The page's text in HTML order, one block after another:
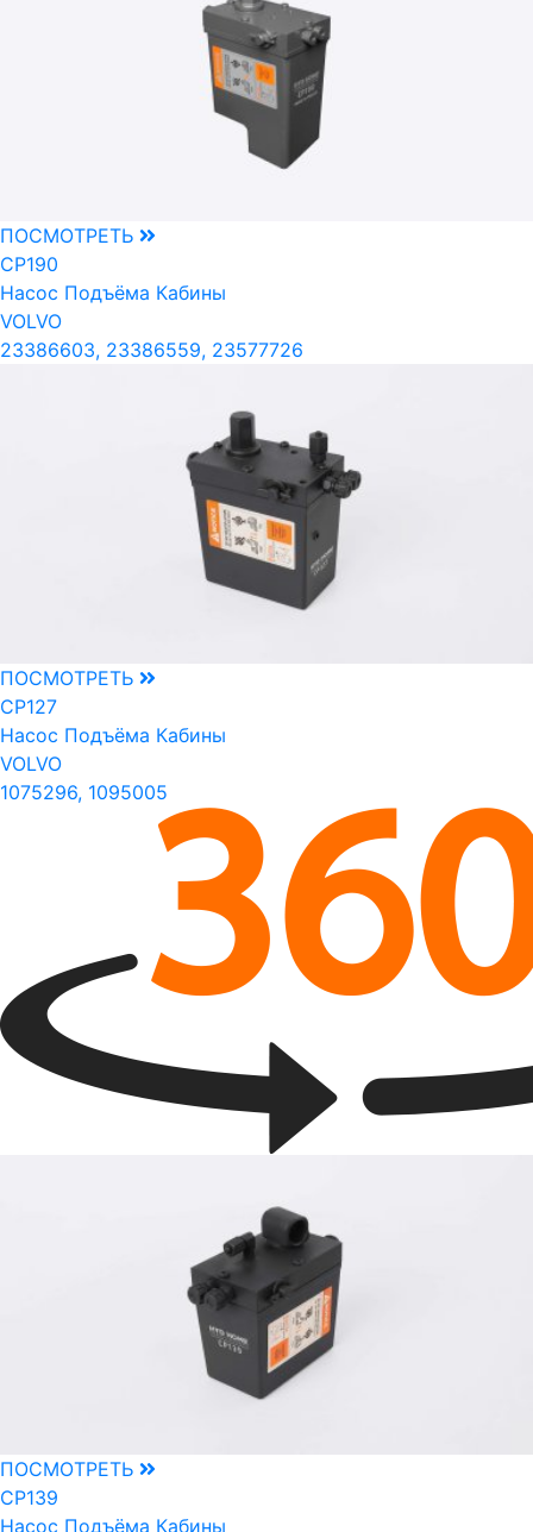
ПОСМОТРЕТЬ
CP190
Насос Подъёма Кабины
VOLVO
23386603, 23386559, 23577726
ПОСМОТРЕТЬ
CP127
Насос Подъёма Кабины
VOLVO
1075296, 1095005
ПОСМОТРЕТЬ
CP139
Насос Подъёма Кабины